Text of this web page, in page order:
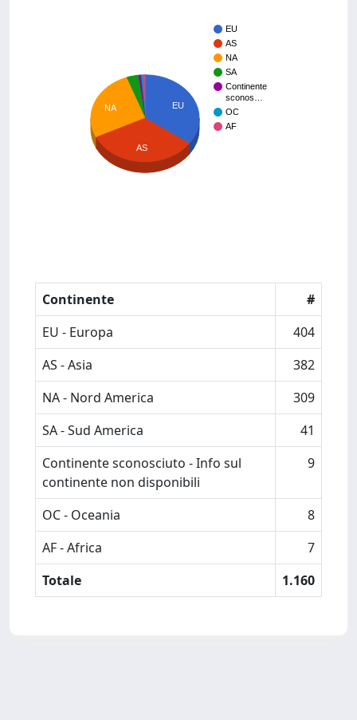
EU
AS
NA
SA
Continente
sconos…
OC
AF
EU
NA
AS
Continente
#
EU - Europa
404
AS - Asia
382
NA - Nord America
309
SA - Sud America
41
Continente sconosciuto - Info sul
continente non disponibili
9
OC - Oceania
8
AF - Africa
7
Totale
1.160